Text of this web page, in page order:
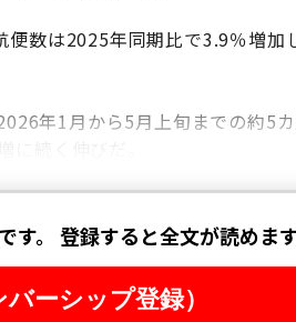
数は2025年同期比で3.9％増加
年1月から5月上旬までの約5